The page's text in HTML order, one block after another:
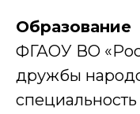
Образование
ФГАОУ ВО
дружбы
специальность